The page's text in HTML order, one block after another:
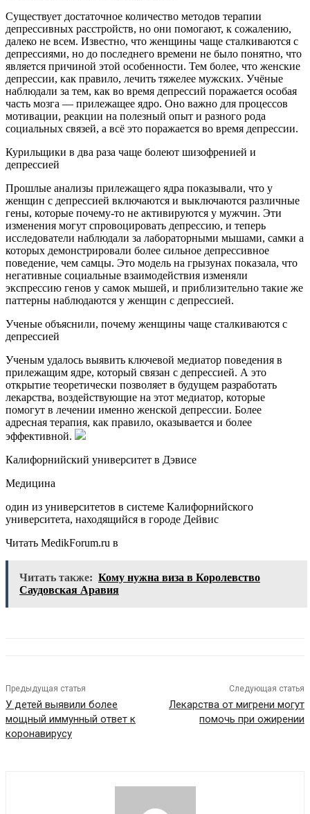
Существует достаточное количество методов терапии
депрессивных расстройств, но они помогают, к сожалению,
далеко не всем. Известно, что женщины чаще сталкиваются с
депрессиями, но до последнего времени не было понятно, что
является причиной этой особенности. Тем более, что женские
депрессии, как правило, лечить тяжелее мужских. Учёные
наблюдали за тем, как во время депрессий поражается особая
часть мозга — прилежащее ядро. Оно важно для процессов
мотивации, реакции на полезный опыт и разного рода
социальных связей, а всё это поражается во время депрессии.
Курильщики в два раза чаще болеют шизофренией и
депрессией
Прошлые анализы прилежащего ядра показывали, что у
женщин с депрессией включаются и выключаются различные
гены, которые почему-то не активируются у мужчин. Эти
изменения могут спровоцировать депрессию, и теперь
исследователи наблюдали за лабораторными мышами, самки а
которых демонстрировали более сильное депрессивное
поведение, чем самцы. Это модель на грызунах показала, что
негативные социальные взаимодействия изменяли
экспрессию генов у самок мышей, и приблизительно такие же
паттерны наблюдаются у женщин с депрессией.
Ученые объяснили, почему женщины чаще сталкиваются с
депрессией
Ученым удалось выявить ключевой медиатор поведения в
прилежащим ядре, который связан с депрессией. А это
открытие теоретически позволяет в будущем разработать
лекарства, воздействующие на этот медиатор, которые
помогут в лечении именно женской депрессии. Более
адресная терапия, как правило, оказывается и более
эффективной.
Калифорнийский университет в Дэвисе
Медицина
один из университетов в системе Калифорнийского
университета, находящийся в городе Дейвис
Читать MedikForum.ru в
Читать также: Кому нужна виза в Королевство
Саудовская Аравия
Предыдущая статья
У детей выявили более
мощный иммунный ответ к
коронавирусу
Следующая статья
Лекарства от мигрени могут
помочь при ожирении